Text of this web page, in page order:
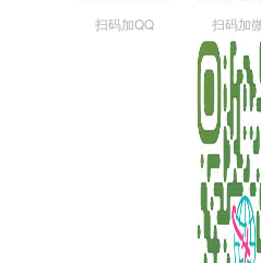
扫码加QQ 扫码加